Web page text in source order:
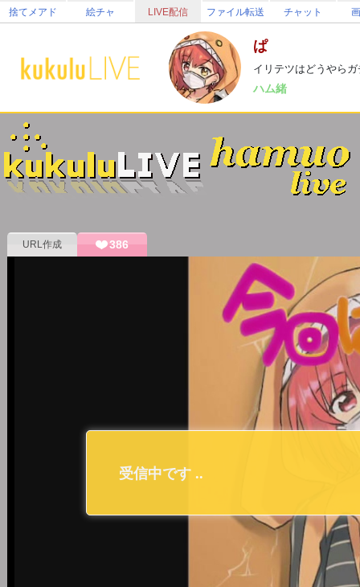
捨てメアド 絵チャ LIVE配信 ファイル転送 チャット
ぱ
イリテツはどうやら
ハム緒
URL作成 386